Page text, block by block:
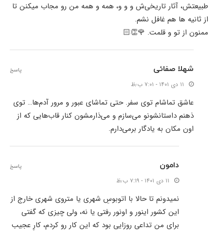
طبیعتش، آثار تاریخی‌ش و و و، همه و همه من رو مجاب میکنن تا
از ثانیه ها هم غافل نشم.
ممنون از تو و قلمت. 🌹👏🏻
شهلا صفائی
۱۱ دی ۱۴۰۱ - ۷:۰۱ ب٫ظ
عاشق تماشام توی سفر. حتی تماشای عبور و مرور آدم‌ها… توی
ذهنم داستانشونو می‌سازم و می‌ذارمشون کنار قاب‌هایی که از
اون مکان به یادگار برمی‌دارم.
پاسخ
دامون
۱۱ دی ۱۴۰۱ - ۷:۱۹ ب٫ظ
نمیدونم تا حالا با اتوبوسِ شهری یا متروی شهری خارج از
این کشور اینور و اونور رفتی یا نه، ولی چیزی که گفتی
برای من تداعی روزایی بود که این کار رو کردم، کارِ عجیب
پاسخ